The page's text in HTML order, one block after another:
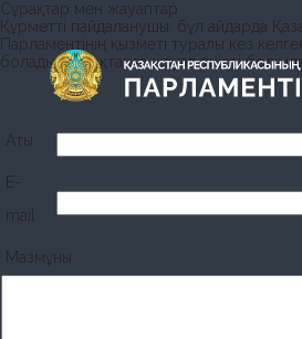
Сұрақтар мен жауаптар
Құрметті пайдаланушы, бұл айдарда
Парламентінің қызметі туралы кез
болады. Сұрақтарға жауап тиісті
Аты
E-
mail
Мазмұны